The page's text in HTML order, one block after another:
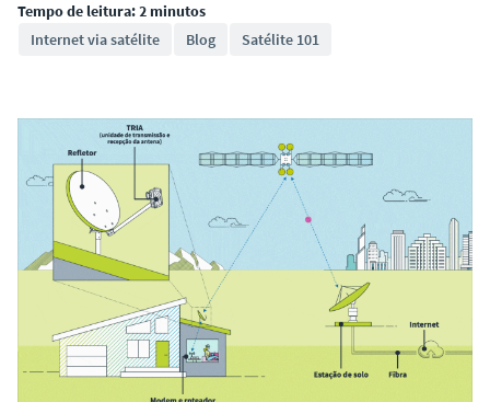
Tempo de leitura: 2 minutos
Internet via satélite
Blog Satélite 101